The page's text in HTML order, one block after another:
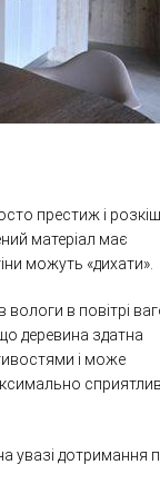
престиж і
матеріал має
можуть «дихати».
вологи в повітрі
деревина здатна
і може
увазі дотримання